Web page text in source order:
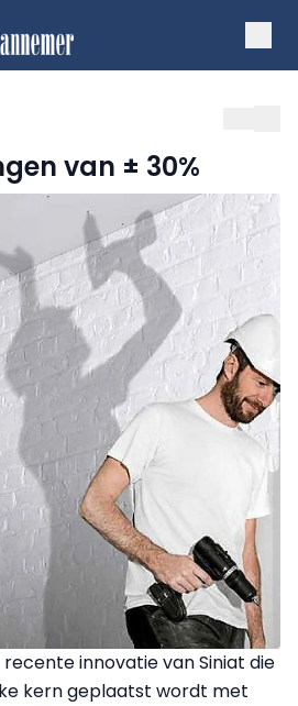
van ± 30%
recente innovatie van Siniat die
kern geplaatst wordt met